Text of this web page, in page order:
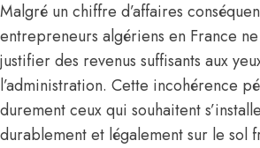
Malgré un chiffre d’affaires
entrepreneurs algériens en France
justifier des revenus suffisants aux
l’administration. Cette incohérence
durement ceux qui souhaitent
durablement et légalement sur le sol